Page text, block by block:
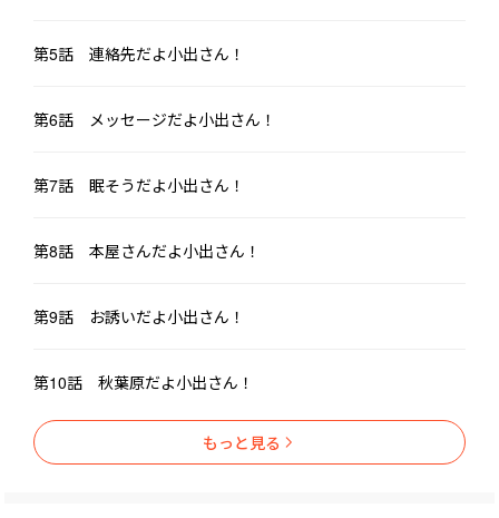
第5話 連絡先だよ小出さん！
第6話 メッセージだよ小出さん！
第7話 眠そうだよ小出さん！
第8話 本屋さんだよ小出さん！
第9話 お誘いだよ小出さん！
第10話 秋葉原だよ小出さん！
もっと見る